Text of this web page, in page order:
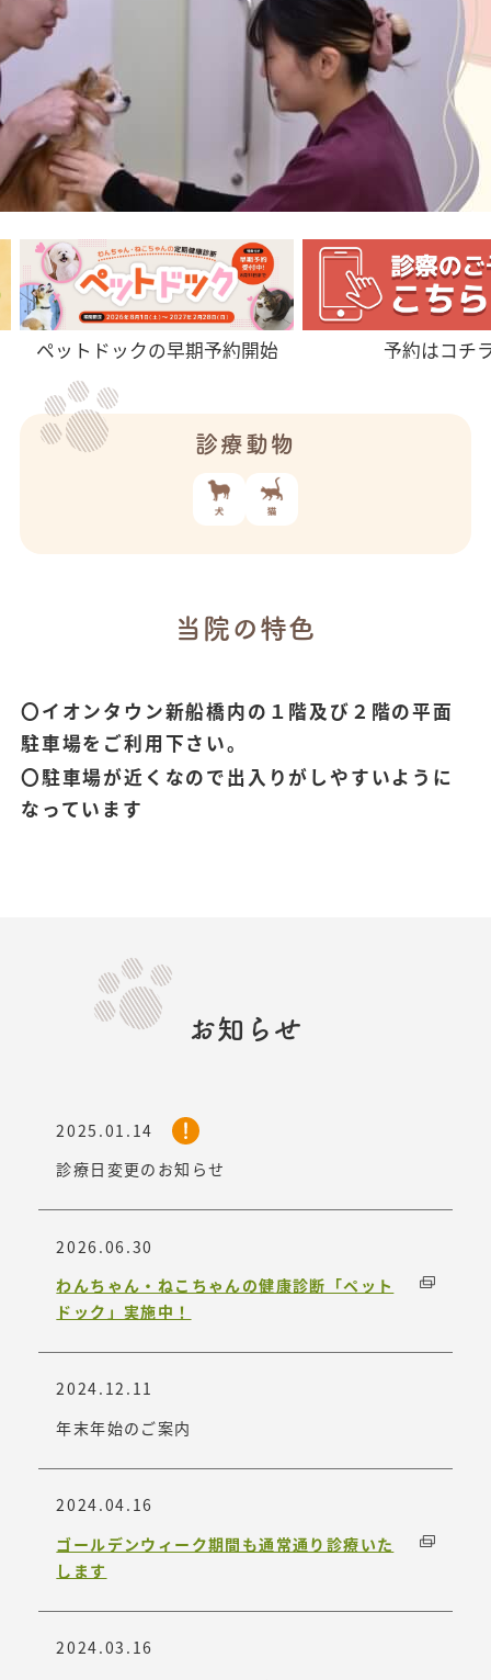
ペットドックの早期予約開始 予約はコチ
診療動物
当院の特色
〇イオンタウン新船橋内の１階及び２階の平面
駐車場をご利用下さい。
〇駐車場が近くなので出入りがしやすいように
なっています
お知らせ
2025.01.14
診療日変更のお知らせ
2026.06.30
わんちゃん・ねこちゃんの健康診断「ペット
ドック」実施中！
2024.12.11
年末年始のご案内
2024.04.16
ゴールデンウィーク期間も通常通り診療いた
します
2024.03.16